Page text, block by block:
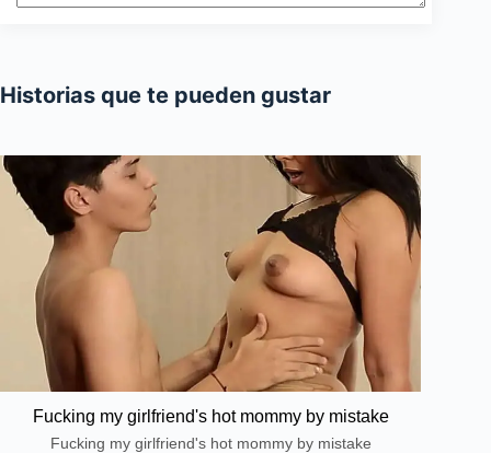
Historias que te pueden gustar
Fucking my girlfriend's hot mommy by mistake
Fucking my girlfriend's hot mommy by mistake